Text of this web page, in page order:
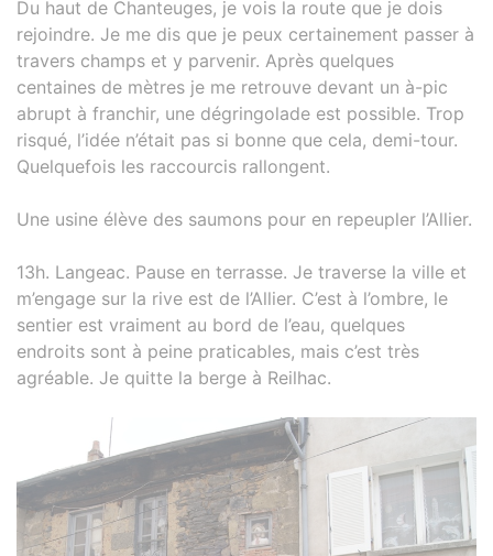
Du haut de Chanteuges, je vois la route que je dois
rejoindre. Je me dis que je peux certainement passer à
travers champs et y parvenir. Après quelques
centaines de mètres je me retrouve devant un à-pic
abrupt à franchir, une dégringolade est possible. Trop
risqué, l’idée n’était pas si bonne que cela, demi-tour.
Quelquefois les raccourcis rallongent.
Une usine élève des saumons pour en repeupler l’Allier.
13h. Langeac. Pause en terrasse. Je traverse la ville et
m’engage sur la rive est de l’Allier. C’est à l’ombre, le
sentier est vraiment au bord de l’eau, quelques
endroits sont à peine praticables, mais c’est très
agréable. Je quitte la berge à Reilhac.